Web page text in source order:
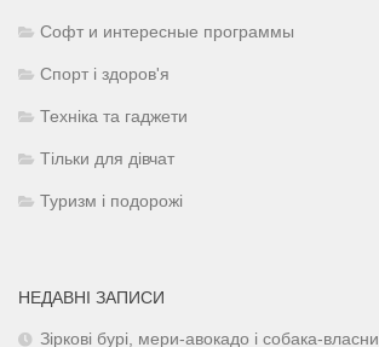
Софт и интересные программы
Спорт і здоров'я
Техніка та гаджети
Тільки для дівчат
Туризм і подорожі
НЕДАВНІ ЗАПИСИ
Зіркові бурі, мери-авокадо і собака-